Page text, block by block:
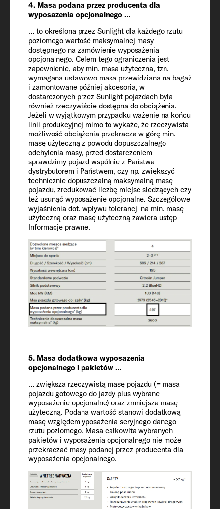
4. Masa podana przez producenta dla
wyposazenia opcjonalnego …
… to określona przez Sunlight dla każdego rzutu
poziomego wartość maksymalnej masy
dostępnego na zamówienie wyposażenia
opcjonalnego. Celem tego ograniczenia jest
zapewnienie, aby min. masa użyteczna, tzn.
wymagana ustawowo masa przewidziana na bagaż
i zamontowane później akcesoria, w
dostarczonych przez Sunlight pojazdach była
również rzeczywiście dostępna do obciążenia.
Jeżeli w wyjątkowym przypadku ważenie na końcu
linii produkcyjnej mimo to wykaże, że rzeczywista
możliwość obciążenia przekracza w górę min.
masę użyteczną z powodu dopuszczalnego
odchylenia masy, przed dostarczeniem
sprawdzimy pojazd wspólnie z Państwa
dystrybutorem i Państwem, czy np. zwiększyć
technicznie dopuszczalną maksymalną masę
pojazdu, zredukować liczbę miejsc siedzących czy
też usunąć wyposażenie opcjonalne. Szczegółowe
wyjaśnienia dot. wpływu tolerancji na min. masę
użyteczną oraz masę użyteczną zawiera ustęp
Informacje prawne.
5. Masa dodatkowa wyposazenia
opcjonalnego i pakietów …
… zwiększa rzeczywistą masę pojazdu (= masa
pojazdu gotowego do jazdy plus wybrane
wyposażenie opcjonalne) oraz zmniejsza masę
użyteczną. Podana wartość stanowi dodatkową
masę względem yposażenia seryjnego danego
rzutu poziomego. Masa całkowita wybranych
pakietów i wyposażenia opcjonalnego nie może
przekraczać masy podanej przez producenta dla
wyposażenia opcjonalnego.
Ogumienie
225/75 R 16 CP
Rozstaw osi
380
Wyposażenie
wnętrza
Miejsca do spania
2 + 3
Powierzchnia leżąca w alkowie
195 x 140 - 110 OPT
Rozmiar łóżka z tyłu
200 x 80 / 190 x 80 / 210 x 162
Rozmiar środkowego łóżka
210 x 58 OPT
Zbiornik wodny wraz z bojlerem (poj.
zred.) / zbiornik na ścieki
122 / 20 / 92
Gniazdka 230 V / gniazdo USB
(podwójne)
4 / 4
Ogrzewanie
Combi 6 Gas / Combi 6 Electric OPT /